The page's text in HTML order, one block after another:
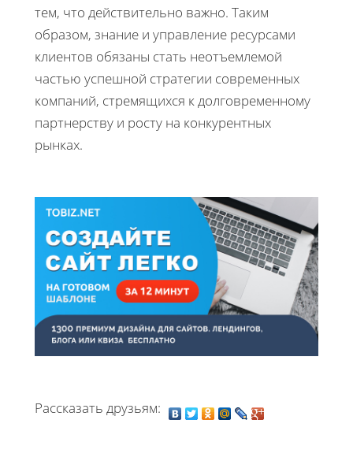
тем, что действительно важно. Таким
образом, знание и управление ресурсами
клиентов обязаны стать неотъемлемой
частью успешной стратегии современных
компаний, стремящихся к долговременному
партнерству и росту на конкурентных
рынках.
Рассказать друзьям: